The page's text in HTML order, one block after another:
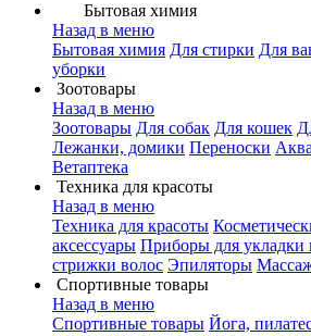
Бытовая химия
Назад в меню
Бытовая химия Для стирки Для
уборки
Зоотовары
Назад в меню
Зоотовары Для собак Для кошек
Лежанки, домики Переноски
Ветаптека
Техника для красоты
Назад в меню
Техника для красоты
аксессуары Приборы для укладки
стрижки волос Эпиляторы
Спортивные товары
Назад в меню
Спортивные товары Йога,